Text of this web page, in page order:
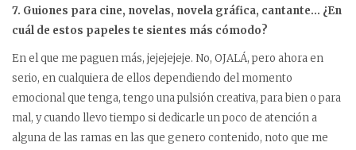
7. Guiones para cine, novelas, novela gráfica, cantante… ¿En
cuál de estos papeles te sientes más cómodo?
En el que me paguen más, jejejejeje. No, OJALÁ, pero ahora en
serio, en cualquiera de ellos dependiendo del momento
emocional que tenga, tengo una pulsión creativa, para bien o para
mal, y cuando llevo tiempo si dedicarle un poco de atención a
alguna de las ramas en las que genero contenido, noto que me